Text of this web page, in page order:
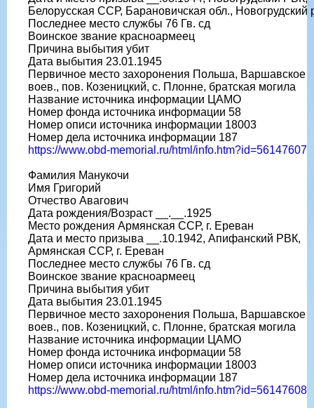
Белорусская ССР, Барановичская обл., Новогрудский
Последнее место службы 76 Гв. сд
Воинское звание красноармеец
Причина выбытия убит
Дата выбытия 23.01.1945
Первичное место захоронения Польша, Варшавское
воев., пов. Козеницкий, с. Плонне, братская могила
Название источника информации ЦАМО
Номер фонда источника информации 58
Номер описи источника информации 18003
Номер дела источника информации 187
https://www.obd-memorial.ru/html/info.htm?id=56147607
Фамилия Манукочи
Имя Григорий
Отчество Авагович
Дата рождения/Возраст __.__.1925
Место рождения Армянская ССР, г. Ереван
Дата и место призыва __.10.1942, Апифанский РВК,
Армянская ССР, г. Ереван
Последнее место службы 76 Гв. сд
Воинское звание красноармеец
Причина выбытия убит
Дата выбытия 23.01.1945
Первичное место захоронения Польша, Варшавское
воев., пов. Козеницкий, с. Плонне, братская могила
Название источника информации ЦАМО
Номер фонда источника информации 58
Номер описи источника информации 18003
Номер дела источника информации 187
https://www.obd-memorial.ru/html/info.htm?id=56147608